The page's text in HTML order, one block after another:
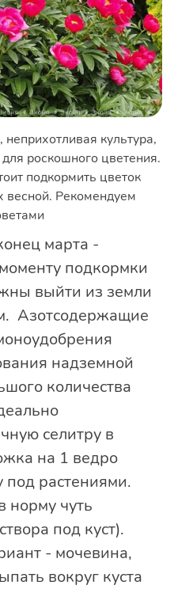
культура,
роскошного цветения.
подкормить цветок
весной. Рекомендуем
марта -
подкормки
выйти из земли
Азотсодержащие
надземной
количества
селитру в
на 1 ведро
под растениями.
норму чуть
под куст).
- мочевина,
вокруг куста